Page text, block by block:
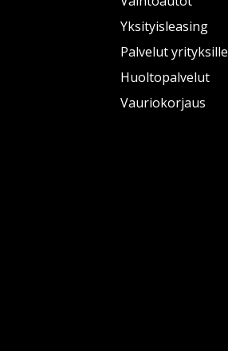
Yksityisleasing
Palvelut yrityksille
Huoltopalvelut
Vauriokorjaus